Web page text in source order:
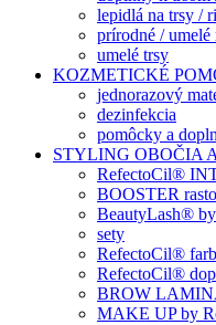
lepidlá na trsy /
prírodné / umelé
umelé trsy
KOZMETICKÉ
jednorazový
dezinfekcia
pomôcky a
STYLING OBOČIA
RefectoCil®
BOOSTER
BeautyLash®
sety
RefectoCil®
RefectoCil®
BROW
MAKE UP by